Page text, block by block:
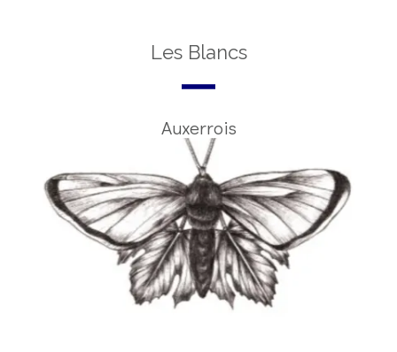
Les Blancs
Auxerrois